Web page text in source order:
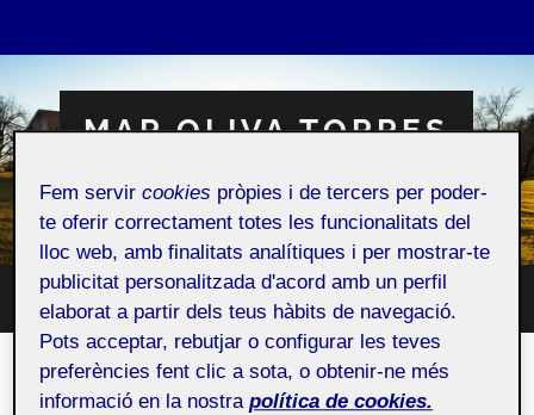
MAR OLIVA TORRES
Espai Personal
Toggle
mobile
menu
Proposta projecte fotogràfic
Fem servircookies pròpies i de tercers per poder-
te oferir correctament totes les funcionalitats del
lloc web, amb finalitats analítiques i per mostrar-te
publicitat personalitzada d'acord amb un perfil
elaborat a partir dels teus hàbits de navegació.
Pots acceptar, rebutjar o configurar les teves
preferències fent clic a sota, o obtenir-ne més
informació en la nostra política de cookies.